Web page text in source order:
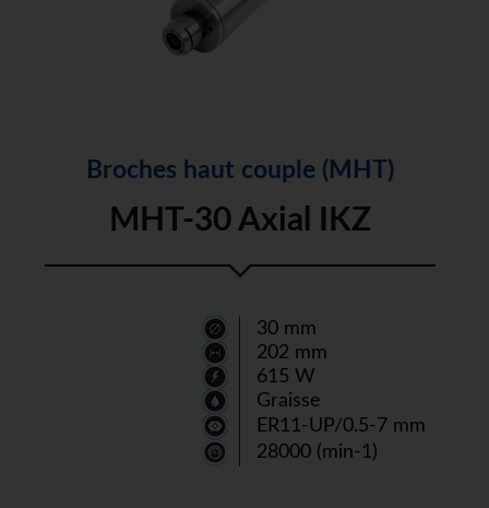
Broches haut couple (MHT)
MHT-30 Axial IKZ
30 mm
202 mm
615 W
Graisse
ER11-UP/0.5-7 mm
28000 (min-1)